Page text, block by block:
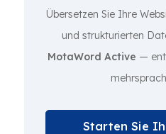
Übersetzen Sie Ihre
und strukturierten
MotaWord Active —
Starten Sie